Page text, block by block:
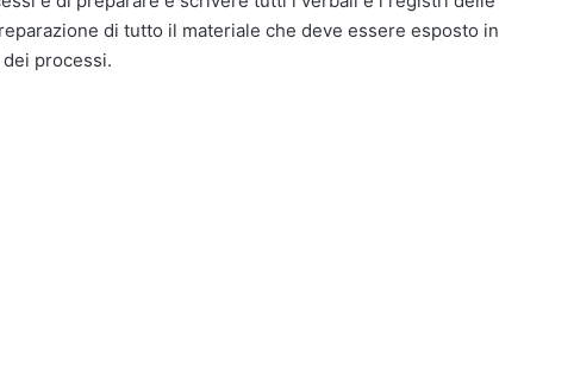
di tutto il materiale che deve essere esposto in
processi.